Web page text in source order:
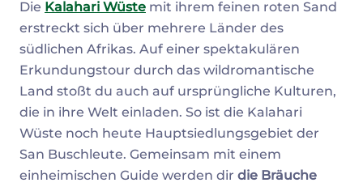
Die Kalahari Wüste mit ihrem feinen roten Sand
erstreckt sich über mehrere Länder des
südlichen Afrikas. Auf einer spektakulären
Erkundungstour durch das wildromantische
Land stoßt du auch auf ursprüngliche Kulturen,
die in ihre Welt einladen. So ist die Kalahari
Wüste noch heute Hauptsiedlungsgebiet der
San Buschleute. Gemeinsam mit einem
einheimischen Guide werden dir die Bräuche